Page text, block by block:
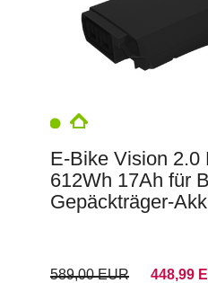
E-Bike Vision 2.0
612Wh 17Ah für
Gepäckträger-
589,00 EUR 448,99